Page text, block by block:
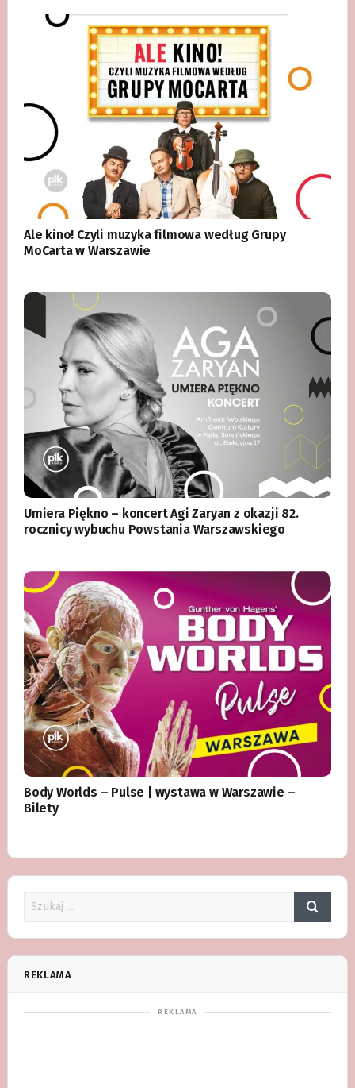
Ale kino! Czyli muzyka filmowa według Grupy
MoCarta w Warszawie
Umiera Piękno – koncert Agi Zaryan z okazji 82.
rocznicy wybuchu Powstania Warszawskiego
Body Worlds – Pulse | wystawa w Warszawie –
Bilety
REKLAMA